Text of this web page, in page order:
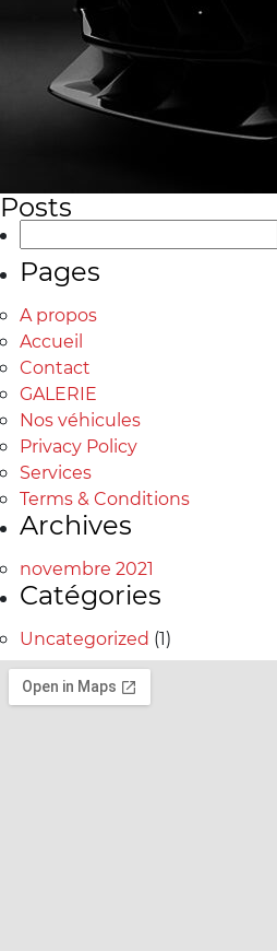
Posts
Pages
A propos
Accueil
Contact
GALERIE
Nos véhicules
Privacy Policy
Services
Terms & Conditions
Archives
novembre 2021
Catégories
Uncategorized (1)